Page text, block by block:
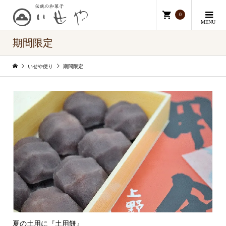
0
MENU
期間限定
いせや便り 期間限定
夏の土用に『土用餅』